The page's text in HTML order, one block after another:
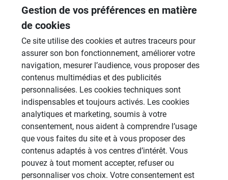
1206 Sujets
949 Sujets
Autres questions
CL
panneaux sous receveur de
douche
13/06/2026 à 15h06 par clbouch
2
Gestion de vos préférences en matière
de cookies
Ce site utilise des cookies et autres traceurs pour
assurer son bon fonctionnement, améliorer votre
navigation, mesurer l’audience, vous proposer des
contenus multimédias et des publicités
personnalisées. Les cookies techniques sont
indispensables et toujours activés. Les cookies
analytiques et marketing, soumis à votre
consentement, nous aident à comprendre l’usage
que vous faites du site et à vous proposer des
contenus adaptés à vos centres d’intérêt. Vous
pouvez à tout moment accepter, refuser ou
personnaliser vos choix. Votre consentement est